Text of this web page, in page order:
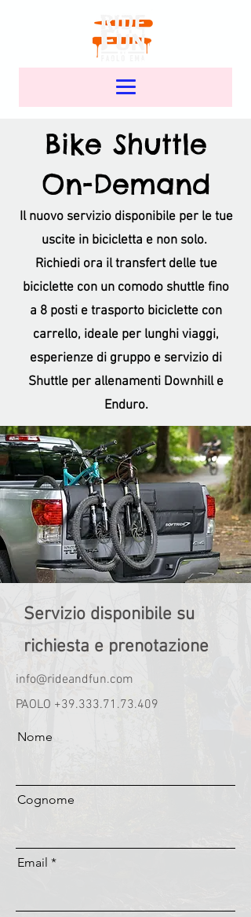
Bike Shuttle
On-Demand
Il nuovo servizio disponibile per le tue
uscite in bicicletta e non solo.
Richiedi ora il transfert delle tue
biciclette con un comodo shuttle fino
a 8 posti e trasporto biciclette con
carrello, ideale per lunghi viaggi,
esperienze di gruppo e servizio di
Shuttle per allenamenti Downhill e
Enduro.
Servizio disponibile su
richiesta e prenotazione
info@rideandfun.com
PAOLO +39.333.71.73.409
Nome
Cognome
Email